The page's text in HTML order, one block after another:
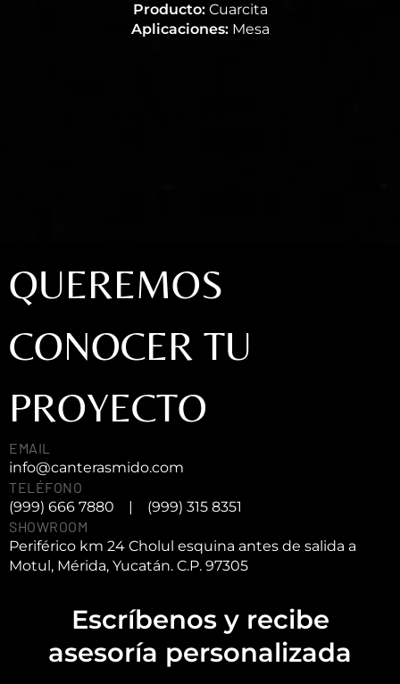
Producto: Cuarcita
Aplicaciones: Mesa
QUEREMOS
CONOCER TU
PROYECTO
EMAIL
info@canterasmido.com
TELÉFONO
(999) 666 7880
|
(999) 315 8351
SHOWROOM
Periférico km 24 Cholul esquina antes de salida a
Motul, Mérida, Yucatán. C.P. 97305
Escríbenos y recibe
asesoría personalizada